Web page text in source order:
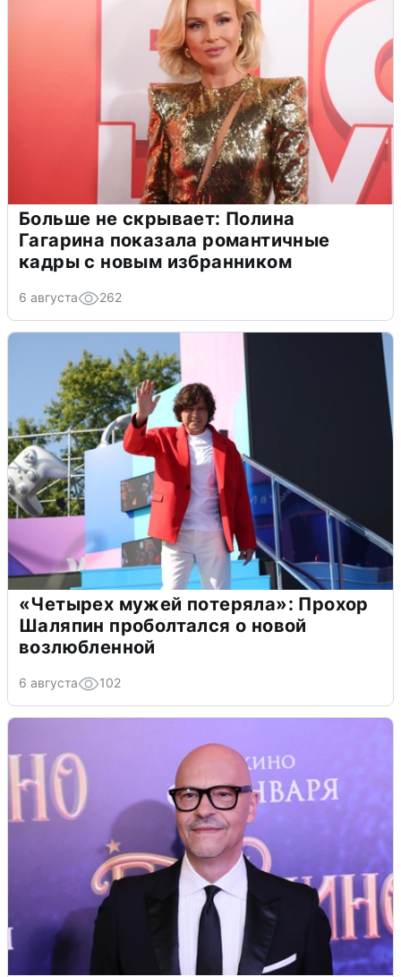
Больше не скрывает: Полина
Гагарина показала романтичные
кадры с новым избранником
6 августа 262
«Четырех мужей потеряла»: Прохор
Шаляпин проболтался о новой
возлюбленной
6 августа 102